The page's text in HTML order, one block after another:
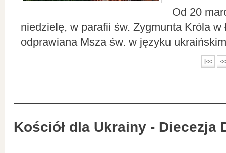
Od 20
niedzielę, w parafii św. Zygmunta Króla w
odprawiana Msza św. w języku
|<< <<
Kościół dla Ukrainy - Diecezja